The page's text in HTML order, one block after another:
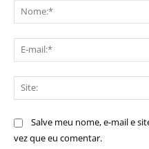
Salve meu nome, e-mail e
vez que eu comentar.